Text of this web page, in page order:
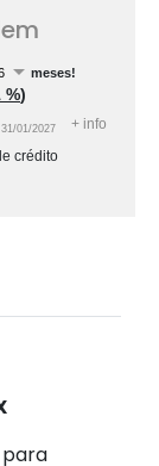
meses!
%)
31/01/2027 + info
crédito
para